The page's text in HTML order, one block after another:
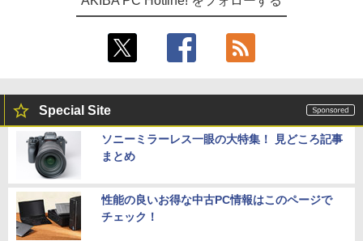
Special Site
ソニーミラーレス一眼の大特集！ 見どころ記事
まとめ
性能の良いお得な中古PC情報はこのページで
チェック！